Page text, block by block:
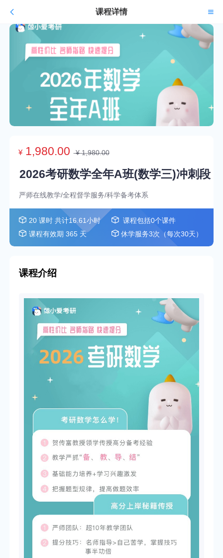
课程详情
¥ 1,980.00 ¥ 1,980.00
2026考研数学全年A班(数学三)冲刺段
严师在线教学/全程督学服务/科学备考体系
20 课时 共计16.61小时
课程包括0个课件
课程有效期 365 天
休学服务3次（每次30天）
课程介绍